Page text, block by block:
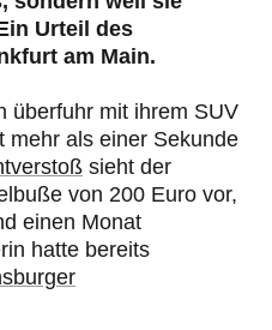
Urteil des
am Main.
überfuhr mit ihrem SUV
mehr als einer Sekunde
sieht der
von 200 Euro vor,
einen Monat
hatte bereits